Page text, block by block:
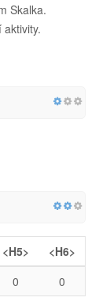
Skalka.
<H5>
<H6>
0 0